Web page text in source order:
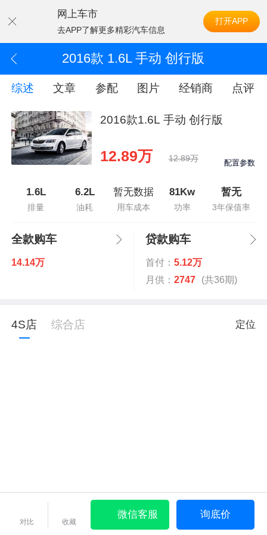
网上车市
去APP了解更多精彩汽车信息
打开APP
2016款 1.6L 手动 创行版
综述 文章 参配 图片 经销商 点评
2016款1.6L 手动 创行版
12.89万 12.89万 配置参数
1.6L
排量
6.2L
油耗
暂无数据
用车成本
81Kw
功率
暂无
3年保值率
全款购车
14.14万
贷款购车
首付： 5.12万
月供： 2747 (共36期)
4S店 综合店 定位
对比 收藏
微信客服 询底价